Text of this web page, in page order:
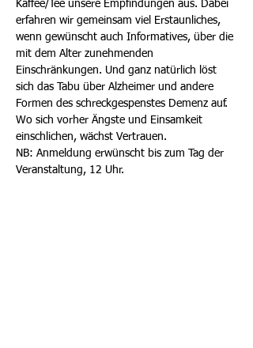
Kaffee/Tee unsere Empfindungen aus. Dabei
erfahren wir gemeinsam viel Erstaunliches,
wenn gewünscht auch Informatives, über die
mit dem Alter zunehmenden
Einschränkungen. Und ganz natürlich löst
sich das Tabu über Alzheimer und andere
Formen des schreckgespenstes Demenz auf.
Wo sich vorher Ängste und Einsamkeit
einschlichen, wächst Vertrauen.
NB: Anmeldung erwünscht bis zum Tag der
Veranstaltung, 12 Uhr.